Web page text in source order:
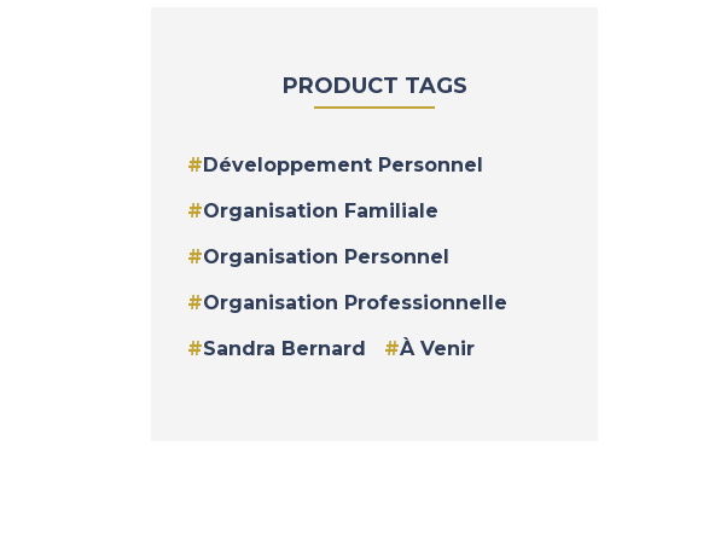
PRODUCT TAGS
Développement Personnel
Organisation Familiale
Organisation Personnel
Organisation Professionnelle
Sandra Bernard
À Venir